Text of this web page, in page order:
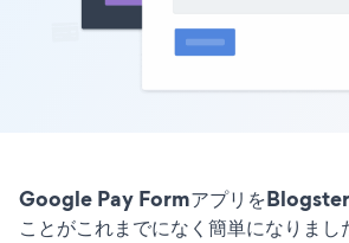
Google Pay FormアプリをBlogster
ことがこれまでになく簡単になりまし